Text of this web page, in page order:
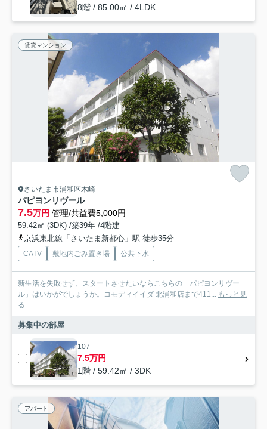
8階 / 85.00㎡ / 4LDK
賃貸マンション
さいたま市浦和区木崎
パピヨンリヴール
7.5万円 管理/共益費5,000円
59.42㎡ (3DK) /築39年 /4階建
京浜東北線「さいたま新都心」駅 徒歩35分
CATV 敷地内ごみ置き場 公共下水
新生活を失敗せず、スタートさせたいならこちらの「パピヨンリヴー
ル」はいかがでしょうか。コモディイイダ 北浦和店まで411...
もっと見
る
募集中の部屋
107
7.5万円
1階 / 59.42㎡ / 3DK
アパート